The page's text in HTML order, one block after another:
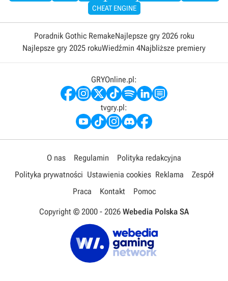
CHEAT ENGINE
Poradnik Gothic RemakeNajlepsze gry 2026 roku
Najlepsze gry 2025 rokuWiedźmin 4Najbliższe premiery
GRYOnline.pl:
tvgry.pl:
O nas Regulamin
Polityka redakcyjna
Polityka prywatności Ustawienia cookies Reklama
Zespół
Praca
Kontakt Pomoc
Copyright © 2000 - 2026 Webedia Polska SA